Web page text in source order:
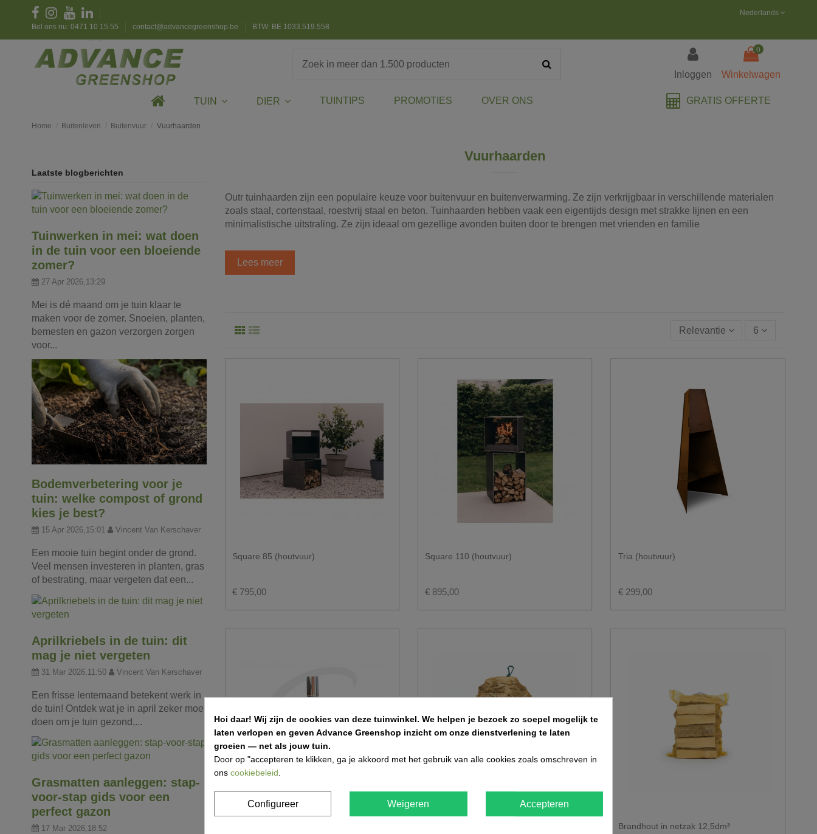
Bel ons nu: 0471 10 15 55 contact@advancegreenshop.be BTW: BE 1033.519.558
Nederlands
Inloggen
0
Winkelwagen
TUIN DIER TUINTIPS PROMOTIES OVER ONS GRATIS OFFERTE
Home Buitenleven Buitenvuur Vuurhaarden
Vuurhaarden
Outr tuinhaarden zijn een populaire keuze voor buitenvuur en buitenverwarming. Ze zijn verkrijgbaar in verschillende materialen
zoals staal, cortenstaal, roestvrij staal en beton. Tuinhaarden hebben vaak een eigentijds design met strakke lijnen en een
minimalistische uitstraling. Ze zijn ideaal om gezellige avonden buiten door te brengen met vrienden en familie
Lees meer
Relevantie 6
Square 85 (houtvuur)
€ 795,00
Square 110 (houtvuur)
€ 895,00
Tria (houtvuur)
€ 299,00
Brandhout in netzak 12,5dm³
Laatste blogberichten
Tuinwerken in mei: wat doen
in de tuin voor een bloeiende
zomer?
27 Apr 2026,13:29
Mei is dé maand om je tuin klaar te
maken voor de zomer. Snoeien, planten,
bemesten en gazon verzorgen zorgen
voor...
Bodemverbetering voor je
tuin: welke compost of grond
kies je best?
15 Apr 2026,15:01 Vincent Van Kerschaver
Een mooie tuin begint onder de grond.
Veel mensen investeren in planten, gras
of bestrating, maar vergeten dat een...
Aprilkriebels in de tuin: dit
mag je niet vergeten
31 Mar 2026,11:50 Vincent Van Kerschaver
Een frisse lentemaand betekent werk in
de tuin! Ontdek wat je in april zeker moet
doen om je tuin gezond,...
Grasmatten aanleggen: stap-
voor-stap gids voor een
perfect gazon
17 Mar 2026,18:52
Hoi daar! Wij zijn de cookies van deze tuinwinkel. We helpen je bezoek zo soepel mogelijk te
laten verlopen en geven Advance Greenshop inzicht om onze dienstverlening te laten
groeien — net als jouw tuin.
Door op "accepteren te klikken, ga je akkoord met het gebruik van alle cookies zoals omschreven in
ons cookiebeleid
Configureer Weigeren Accepteren